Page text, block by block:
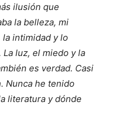
ilusión que
la belleza, mi
la intimidad y lo
luz, el miedo y la
es verdad. Casi
Nunca he tenido
literatura y dón­de